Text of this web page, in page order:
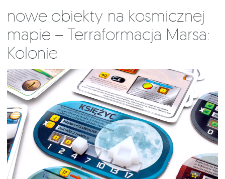
Nowe obiekty na kosmicznej
mapie – Terraformacja Marsa:
Kolonie